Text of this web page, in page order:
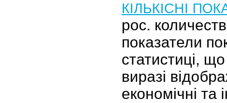
КІЛЬКІСНІ
рос.
показатели
статистиці,
виразі
економічні та